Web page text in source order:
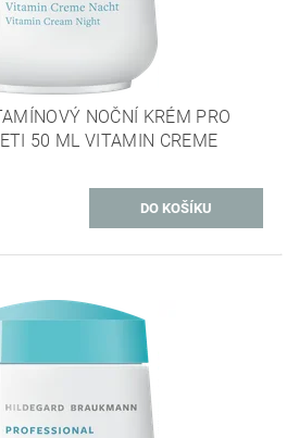
NOČNÍ KRÉM PRO
50 ML VITAMIN CREME